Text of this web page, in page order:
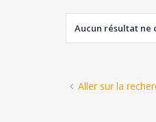
Aucun résultat ne
Aller sur la